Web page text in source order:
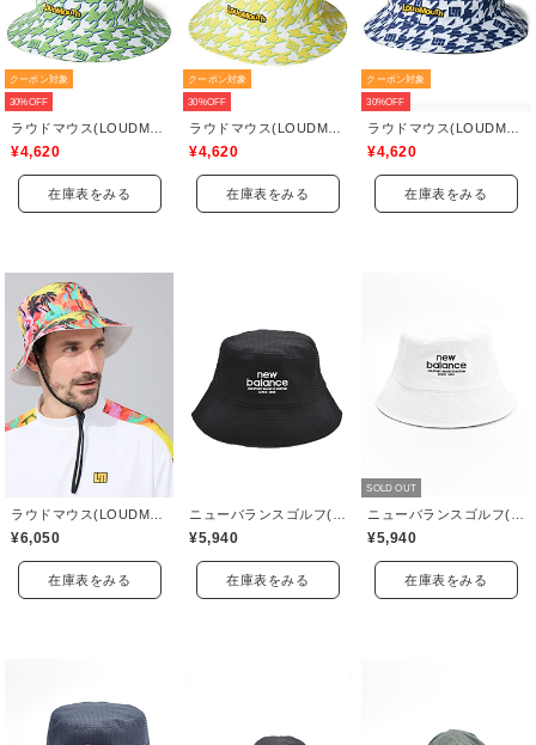
クーポン対象
30%OFF
¥4,620
在庫表をみる
クーポン対象
30%OFF
¥4,620
在庫表をみる
クーポン対象
30%OFF
¥4,620
在庫表をみる
¥6,050
在庫表をみる
¥5,940
在庫表をみる
SOLD OUT
¥5,940
在庫表をみる